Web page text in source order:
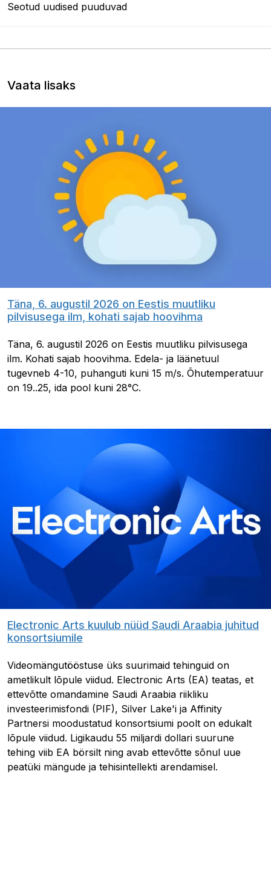
Seotud uudised puuduvad
Vaata lisaks
Täna, 6. augustil 2026 on Eestis muutliku
pilvisusega ilm, kohati sajab hoovihma
Täna, 6. augustil 2026 on Eestis muutliku pilvisusega
ilm. Kohati sajab hoovihma. Edela- ja läänetuul
tugevneb 4-10, puhanguti kuni 15 m/s. Õhutemperatuur
on 19..25, ida pool kuni 28°C.
Electronic Arts kuulub nüüd Saudi Araabia juhitud
konsortsiumile
Videomängutööstuse üks suurimaid tehinguid on
ametlikult lõpule viidud. Electronic Arts (EA) teatas, et
ettevõtte omandamine Saudi Araabia riikliku
investeerimisfondi (PIF), Silver Lake'i ja Affinity
Partnersi moodustatud konsortsiumi poolt on edukalt
lõpule viidud. Ligikaudu 55 miljardi dollari suurune
tehing viib EA börsilt ning avab ettevõtte sõnul uue
peatüki mängude ja tehisintellekti arendamisel.